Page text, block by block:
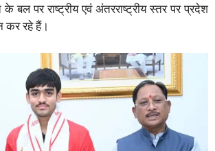
पर राष्ट्रीय एवं अंतरराष्ट्रीय स्तर पर प्रदेश
कर रहे हैं।